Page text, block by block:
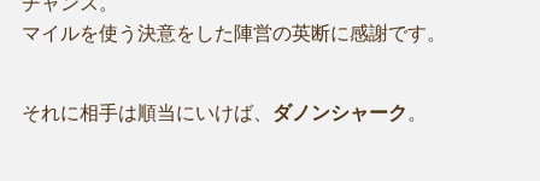
マイルを使う決意をした陣営の英断に感謝です。
それに相手は順当にいけば、 ダノンシャーク 。